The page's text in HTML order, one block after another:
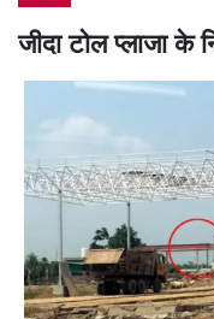
जीदा टोल प्लाजा के